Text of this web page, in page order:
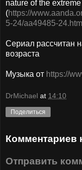
nature of the
(https://
5-24/aa49485-24.html
Сериал рассчитан
возраста
Музыка от https://
DrMichael at 14:10
Поделиться
Комментариев
Отправить